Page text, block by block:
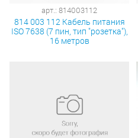
арт.: 814003112
814 003 112 Кабель питания
ISO 7638 (7 пин, тип "розетка"),
16 метров